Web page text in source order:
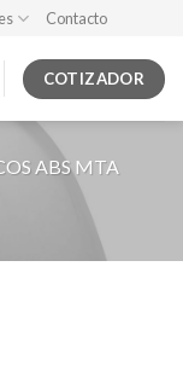
Contacto
COTIZADOR
ABS MTA